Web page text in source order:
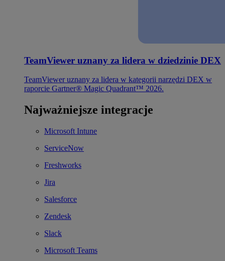
TeamViewer uznany za lidera w dziedzinie DEX
TeamViewer uznany za lidera w kategorii narzędzi DEX w
raporcie Gartner® Magic Quadrant™ 2026.
Najważniejsze integracje
Microsoft Intune
ServiceNow
Freshworks
Jira
Salesforce
Zendesk
Slack
Microsoft Teams